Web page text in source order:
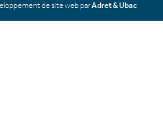
de site web parAdret & Ubac